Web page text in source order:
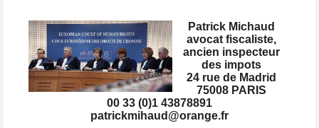
Patrick Michaud
avocat fiscaliste,
ancien inspecteur
des impots
24 rue de Madrid
75008 PARIS
00 33 (0)1 43878891
patrickmihaud@orange.fr